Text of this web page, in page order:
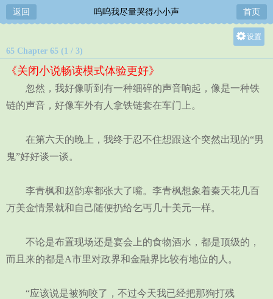
返回 呜呜我尽量哭得小小声 首页
设置
中
65 Chapter 65 (1 / 3)
《关闭小说畅读模式体验更好》
忽然，我好像听到有一种细碎的声音响起，像是一种铁
链的声音，好像车外有人拿铁链套在车门上。
在第六天的晚上，我终于忍不住想跟这个突然出现的“男
鬼”好好谈一谈。
李青枫和赵韵寒都张大了嘴。李青枫想象着秦天花几百
万美金情景就和自己随便扔给乞丐几十美元一样。
不论是布置现场还是宴会上的食物酒水，都是顶级的，
而且来的都是A市里对政界和金融界比较有地位的人。
“应该说是被狗咬了，不过今天我已经把那狗打残